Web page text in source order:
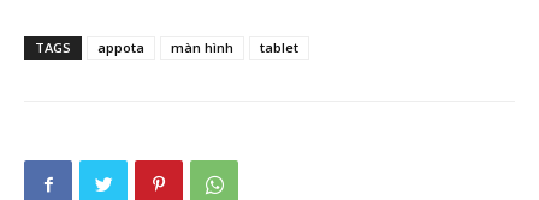
TAGS appota màn hình tablet